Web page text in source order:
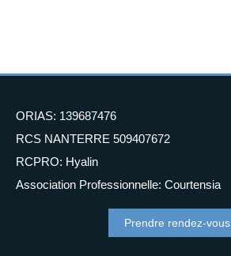
ORIAS: 139687476
RCS NANTERRE 509407672
RCPRO: Hyalin
Association Professionnelle: Courtensia
Prendre rendez-vous